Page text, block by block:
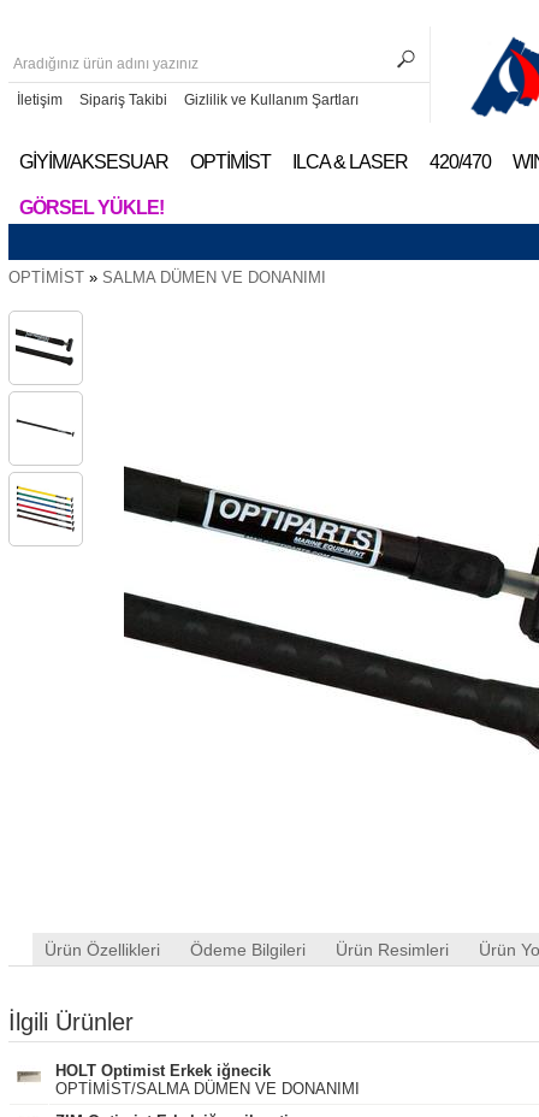
İletişim Sipariş Takibi Gizlilik ve Kullanım Şartları
GİYİM/AKSESUAR OPTİMİST ILCA & LASER 420/470
GÖRSEL YÜKLE!
OPTİMİST » SALMA DÜMEN VE DONANIMI
Ürün Özellikleri Ödeme Bilgileri Ürün Resimleri Ürün
İlgili Ürünler
HOLT Optimist Erkek iğnecik
OPTİMİST/SALMA DÜMEN VE DONANIMI